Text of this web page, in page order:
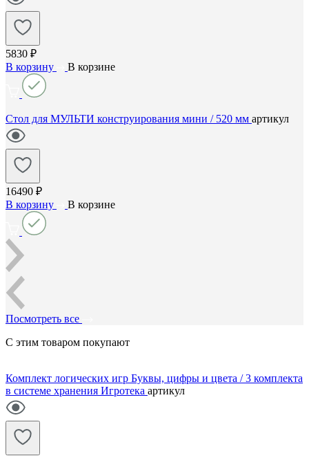
5830 ₽
В корзину
В корзине
Стол для МУЛЬТИ конструирования мини / 520 мм артикул
16490 ₽
В корзину
В корзине
Посмотреть все
С этим товаром покупают
Комплект логических игр Буквы, цифры и цвета / 3 комплекта
в системе хранения Игротека артикул